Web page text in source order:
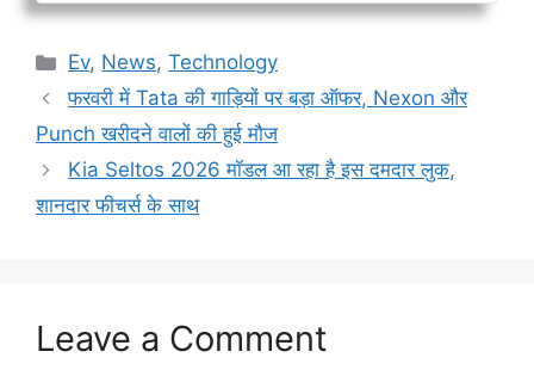
Categories
Ev, News,Technology
फरवरी में Tata की गाड़ियों पर बड़ा ऑफर, Nexon और
Punch खरीदने वालों की हुई मौज
Kia Seltos 2026 मॉडल आ रहा है इस दमदार लुक,
शानदार फीचर्स के साथ
Leave a Comment